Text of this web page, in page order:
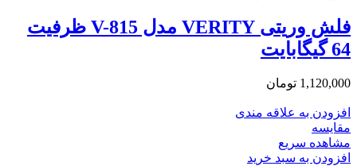
فلش وریتی VERITY مدل V-815 ظرفیت
64 گیگابایت
1,120,000 تومان
افزودن به علاقه مندی
مقایسه
مشاهده سریع
افزودن به سبد خرید